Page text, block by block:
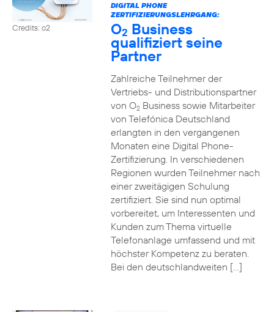
Credits: o2
DIGITAL PHONE
ZERTIFIZIERUNGSLEHRGANG:
O2 Business
qualifiziert seine
Partner
Zahlreiche Teilnehmer der
Vertriebs- und Distributionspartner
von O2Business sowie Mitarbeiter
von Telefónica Deutschland
erlangten in den vergangenen
Monaten eine Digital Phone-
Zertifizierung. In verschiedenen
Regionen wurden Teilnehmer nach
einer zweitägigen Schulung
zertifiziert. Sie sind nun optimal
vorbereitet, um Interessenten und
Kunden zum Thema virtuelle
Telefonanlage umfassend und mit
höchster Kompetenz zu beraten.
Bei den deutschlandweiten […]